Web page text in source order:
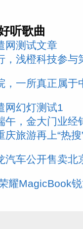
听歌曲
网测试文章
，浅橙科技参与
，一所真正属于
网幻灯测试1
午，金大门业经
庆旅游再上“热
汽车公开售卖北
耀MagicBook